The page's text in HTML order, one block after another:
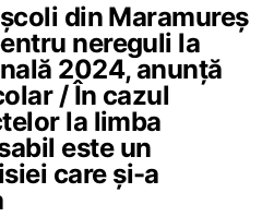
din Maramureș
nereguli la
2024, anunță
/ În cazul
la limba
este un
care și-a